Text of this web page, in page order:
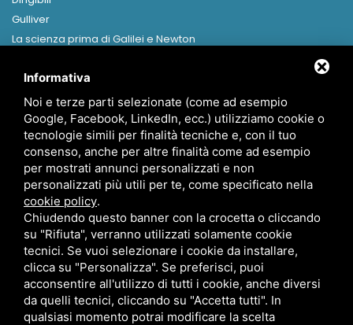
Gulliver
La scienza prima di Galilei e Newton
Home
Presentazione
Canapa
News
Contatti
info@ecofantascienza.it
Privacy
Informativa
Noi e terze parti selezionate (come ad esempio
Google, Facebook, LinkedIn, ecc.) utilizziamo cookie o
tecnologie simili per finalità tecniche e, con il tuo
consenso, anche per altre finalità come ad esempio
per mostrati annunci personalizzati e non
personalizzati più utili per te, come specificato nella
cookie policy.
Chiudendo questo banner con la crocetta o cliccando
su "Rifiuta", verranno utilizzati solamente cookie
tecnici. Se vuoi selezionare i cookie da installare,
clicca su "Personalizza". Se preferisci, puoi
acconsentire all'utilizzo di tutti i cookie, anche diversi
da quelli tecnici, cliccando su "Accetta tutti". In
qualsiasi momento potrai modificare la scelta